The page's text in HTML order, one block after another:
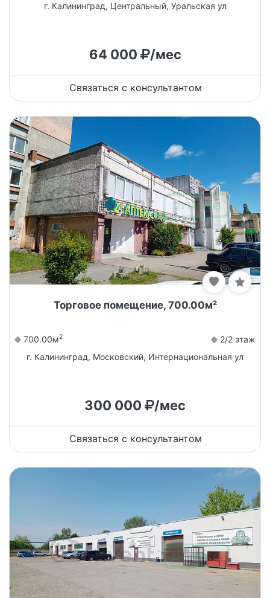
г. Калининград, Центральный, Уральская ул
64 000 /мес
Связаться с консультантом
Торговое помещение, 700.00м²
700.00м2
2/2 этаж
г. Калининград, Московский, Интернациональная ул
300 000 /мес
Связаться с консультантом